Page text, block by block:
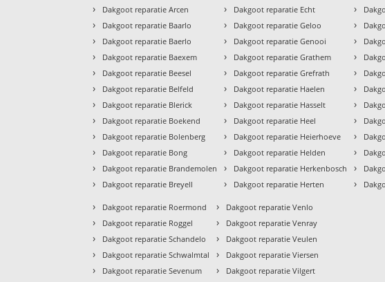
› Dakgoot reparatie Arcen
› Dakgoot reparatie Baarlo
› Dakgoot reparatie Baerlo
› Dakgoot reparatie Baexem
› Dakgoot reparatie Beesel
› Dakgoot reparatie Belfeld
› Dakgoot reparatie Blerick
› Dakgoot reparatie Boekend
› Dakgoot reparatie Bolenberg
› Dakgoot reparatie Bong
› Dakgoot reparatie Brandemolen
› Dakgoot reparatie Breyell
› Dakgoot reparatie Echt
› Dakgoot reparatie Geloo
› Dakgoot reparatie Genooi
› Dakgoot reparatie Grathem
› Dakgoot reparatie Grefrath
› Dakgoot reparatie Haelen
› Dakgoot reparatie Hasselt
› Dakgoot reparatie Heel
› Dakgoot reparatie Heierhoeve
› Dakgoot reparatie Helden
› Dakgoot reparatie Herkenbosch
› Dakgoot reparatie Herten
›
›
›
›
›
›
›
›
›
›
›
›
› Dakgoot reparatie Roermond
› Dakgoot reparatie Roggel
› Dakgoot reparatie Schandelo
› Dakgoot reparatie Schwalmtal
› Dakgoot reparatie Sevenum
› Dakgoot reparatie Venlo
› Dakgoot reparatie Venray
› Dakgoot reparatie Veulen
› Dakgoot reparatie Viersen
› Dakgoot reparatie Vilgert